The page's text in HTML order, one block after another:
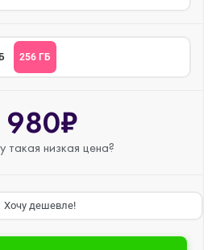
256 ГБ
980₽
такая низкая цена?
Хочу дешевле!